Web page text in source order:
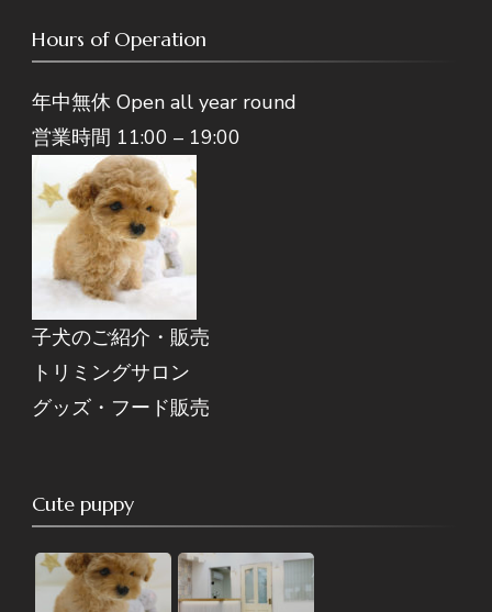
Hours of Operation
年中無休 Open all year round
営業時間 11:00 – 19:00
子犬のご紹介・販売
トリミングサロン
グッズ・フード販売
Cute puppy